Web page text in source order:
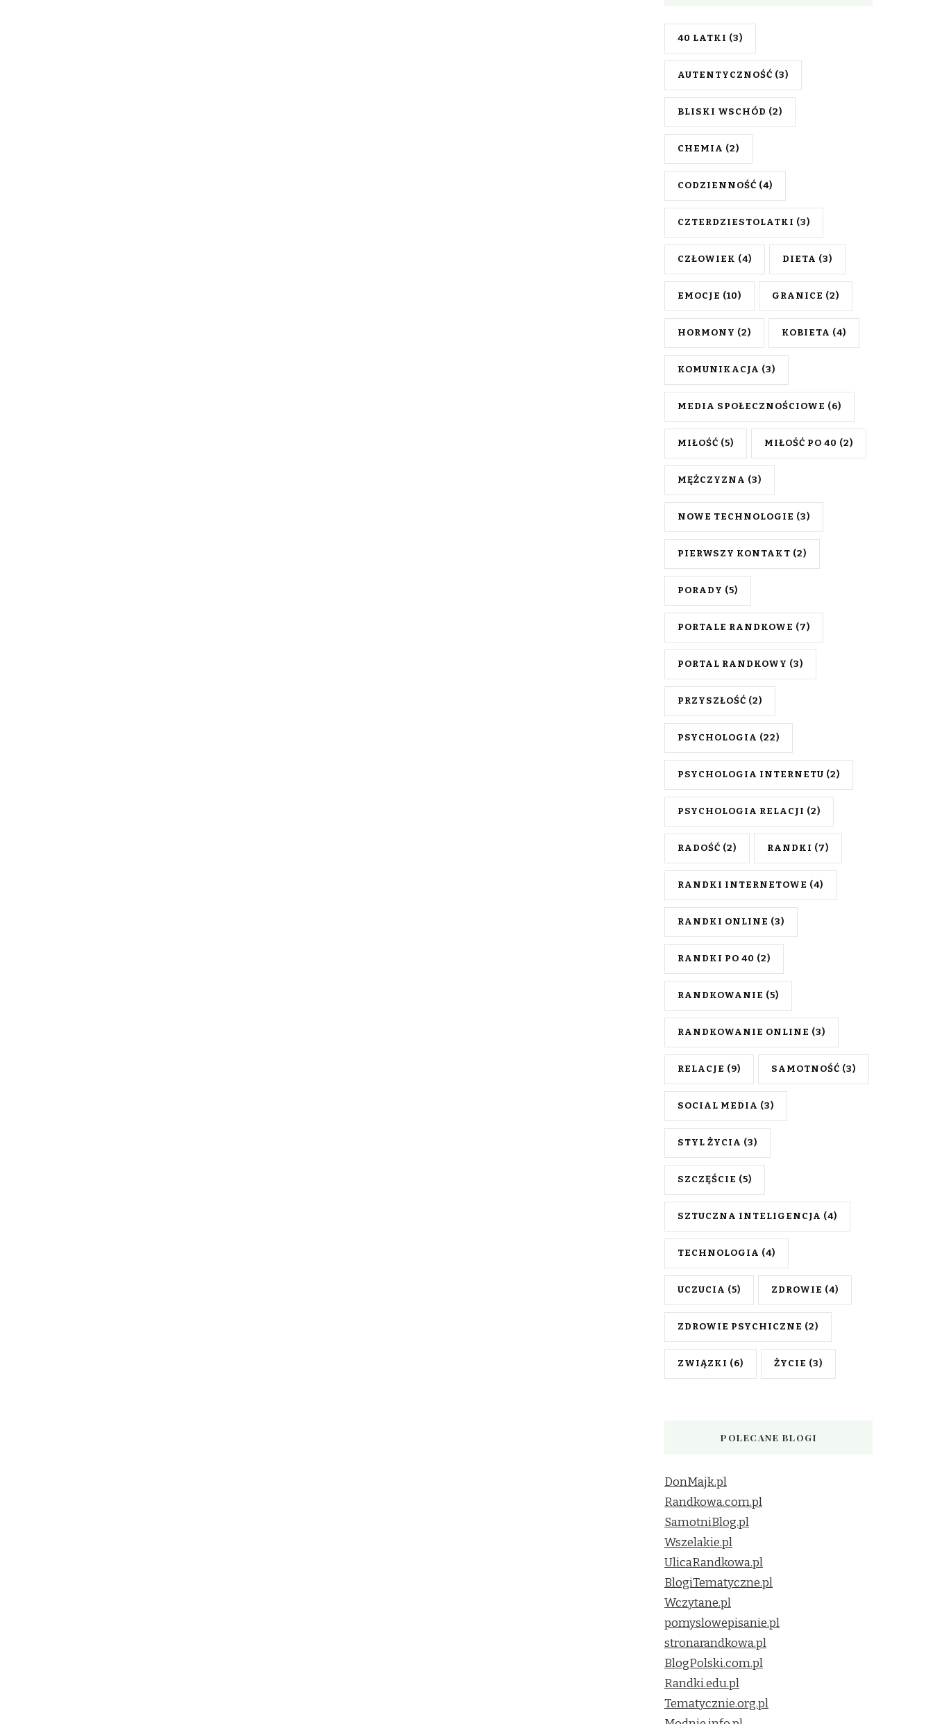
40 LATKI (3)
AUTENTYCZNOŚĆ (3)
BLISKI WSCHÓD (2)
CHEMIA (2)
CODZIENNOŚĆ (4)
CZTERDZIESTOLATKI (3)
CZŁOWIEK (4) DIETA (3)
EMOCJE (10) GRANICE (2)
HORMONY (2) KOBIETA (4)
KOMUNIKACJA (3)
MEDIA SPOŁECZNOŚCIOWE (6)
MIŁOŚĆ (5) MIŁOŚĆ PO 40 (2)
MĘŻCZYZNA (3)
NOWE TECHNOLOGIE (3)
PIERWSZY KONTAKT (2)
PORADY (5)
PORTALE RANDKOWE (7)
PORTAL RANDKOWY (3)
PRZYSZŁOŚĆ (2)
PSYCHOLOGIA (22)
PSYCHOLOGIA INTERNETU (2)
PSYCHOLOGIA RELACJI (2)
RADOŚĆ (2) RANDKI (7)
RANDKI INTERNETOWE (4)
RANDKI ONLINE (3)
RANDKI PO 40 (2)
RANDKOWANIE (5)
RANDKOWANIE ONLINE (3)
RELACJE (9) SAMOTNOŚĆ (3)
SOCIAL MEDIA (3)
STYL ŻYCIA (3)
SZCZĘŚCIE (5)
SZTUCZNA INTELIGENCJA (4)
TECHNOLOGIA (4)
UCZUCIA (5) ZDROWIE (4)
ZDROWIE PSYCHICZNE (2)
ZWIĄZKI (6) ŻYCIE (3)
POLECANE BLOGI
DonMajk.pl
Randkowa.com.pl
SamotniBlog.pl
Wszelakie.pl
UlicaRandkowa.pl
BlogiTematyczne.pl
Wczytane.pl
pomyslowepisanie.pl
stronarandkowa.pl
BlogPolski.com.pl
Randki.edu.pl
Tematycznie.org.pl